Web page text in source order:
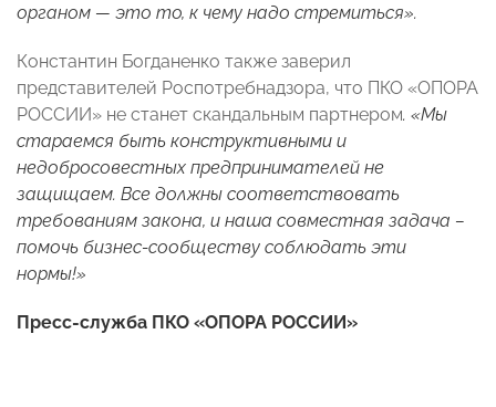
органом — это то, к чему надо стремиться».
Константин Богданенко также заверил
представителей Роспотребнадзора, что ПКО «ОПОРА
РОССИИ» не станет скандальным партнером. «Мы
стараемся быть конструктивными и
недобросовестных предпринимателей не
защищаем. Все должны соответствовать
требованиям закона, и наша совместная задача –
помочь бизнес-сообществу соблюдать эти
нормы!»
Пресс-служба ПКО «ОПОРА РОССИИ»